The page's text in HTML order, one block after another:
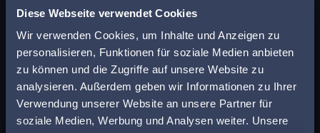
Diese Webseite verwendet Cookies
Wir verwenden Cookies, um Inhalte und Anzeigen zu
personalisieren, Funktionen für soziale Medien anbieten
zu können und die Zugriffe auf unsere Website zu
analysieren. Außerdem geben wir Informationen zu Ihrer
Verwendung unserer Website an unsere Partner für
soziale Medien, Werbung und Analysen weiter. Unsere
– EDEKA Verband kaufmänn.
Genossenschaften e.V. –
Zentralverband der Deutschen
Geflügelwirtschaft e.V.
Zwar hat die Verfügungsbeklagte
bestritten, dass die in Anlage A1
angeführten 22 Unternehmen
Finden Sie den
passenden Anwalt in
Ihrer Nähe!
Geben Sie Ihre Postleitzahl ein, um beim Lesen
eines Beitrags sofort einen kompetenten